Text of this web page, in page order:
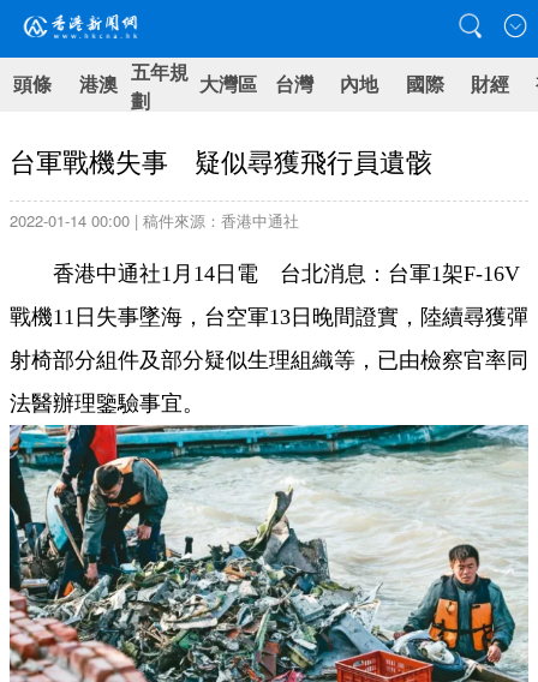
頭條 港澳 五年規
劃
大灣區 台灣 內地 國際 財經
台軍戰機失事 疑似尋獲飛行員遺骸
2022-01-14 00:00 | 稿件來源：香港中通社
香港中通社1月14日電 台北消息：台軍1架F-16V
戰機11日失事墜海，台空軍13日晚間證實，陸續尋獲彈
射椅部分組件及部分疑似生理組織等，已由檢察官率同
法醫辦理鑒驗事宜。